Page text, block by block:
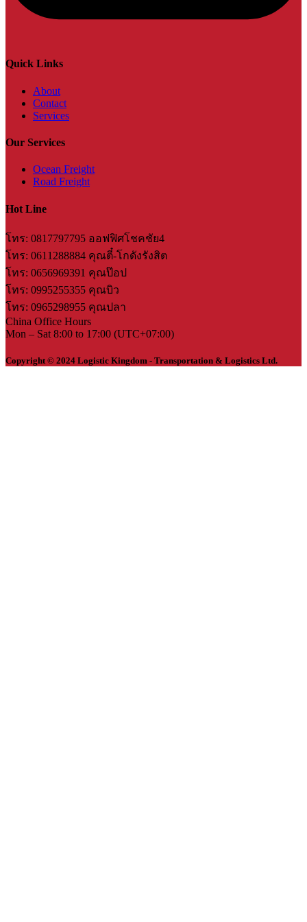
Quick Links
About
Contact
Services
Our Services
Ocean Freight
Road Freight
Hot Line
​โทร: 0817797795 ออฟฟิศโชคชัย4
โทร: 0611288884 คุณตี๋-โกดังรังสิต
โทร: 0656969391 คุณป๊อป
โทร: 0995255355 คุณบิว
โทร: 0965298955 คุณปลา
China Office Hours
Mon – Sat 8:00 to 17:00 (UTC+07:00)
Copyright © 2024 Logistic Kingdom - Transportation & Logistics Ltd.